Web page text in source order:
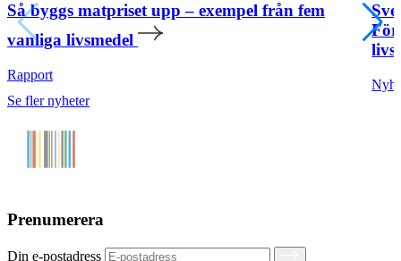
Så byggs matpriset upp – exempel från fem
vanliga livsmedel
Rapport
Se fler nyheter
Prenumerera
Din e-postadress